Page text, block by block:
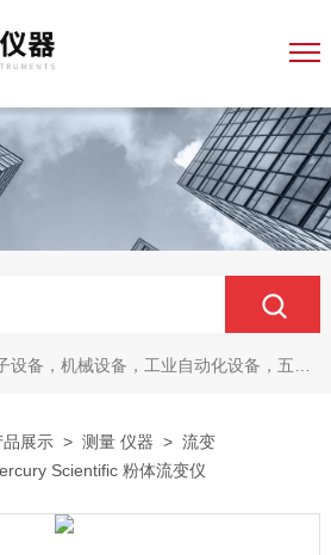
设备，工业自动化设备，五金产品，电线电缆，金属材料，电子
品展示 >测量 仪器 >流变
Scientific 粉体流变仪